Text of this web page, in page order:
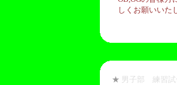
しくお願いいた
★ 男子部 練習試